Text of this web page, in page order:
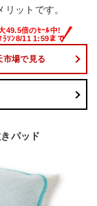
ットです。
市場で見る
パッド